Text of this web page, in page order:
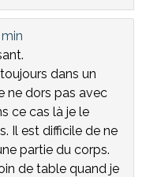
dans un
ne dors pas avec
ce cas là je le
Il est difficile de ne
partie du corps.
de table quand je